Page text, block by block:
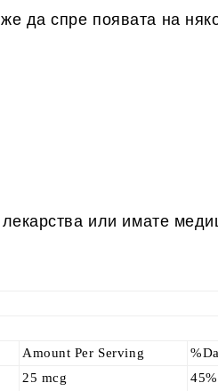
да спре появата на
или имате
Amount Per Serving
25 mcg 45%